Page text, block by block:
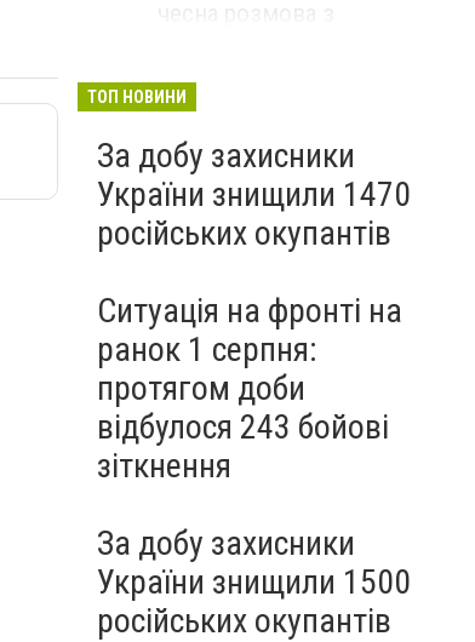
ТОП НОВИНИ
За добу захисники
України знищили 1470
російських окупантів
Ситуація на фронті на
ранок 1 серпня:
протягом доби
відбулося 243 бойові
зіткнення
За добу захисники
України знищили 1500
російських окупантів